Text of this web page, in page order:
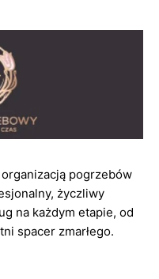
pogrzebów
życzliwy
na każdym etapie, od
spacer zmarłego.